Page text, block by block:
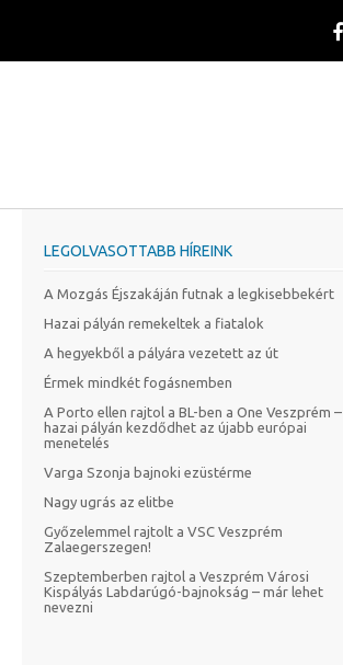
LEGOLVASOTTABB HÍREINK
A Mozgás Éjszakáján futnak a legkisebbekért
Hazai pályán remekeltek a fiatalok
A hegyekből a pályára vezetett az út
Érmek mindkét fogásnemben
A Porto ellen rajtol a BL-ben a One Veszprém –
hazai pályán kezdődhet az újabb európai
menetelés
Varga Szonja bajnoki ezüstérme
Nagy ugrás az elitbe
Győzelemmel rajtolt a VSC Veszprém
Zalaegerszegen!
Szeptemberben rajtol a Veszprém Városi
Kispályás Labdarúgó-bajnokság – már lehet
nevezni